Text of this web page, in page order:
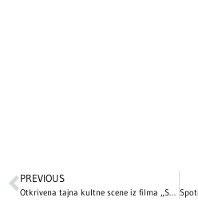
PREVIOUS
Otkrivena tajna kultne scene iz filma „Sam u kući“ koju je Mekoli Kalkin – potpuno improvizovao!